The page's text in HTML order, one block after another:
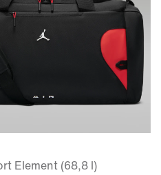
Element (68,8 l)